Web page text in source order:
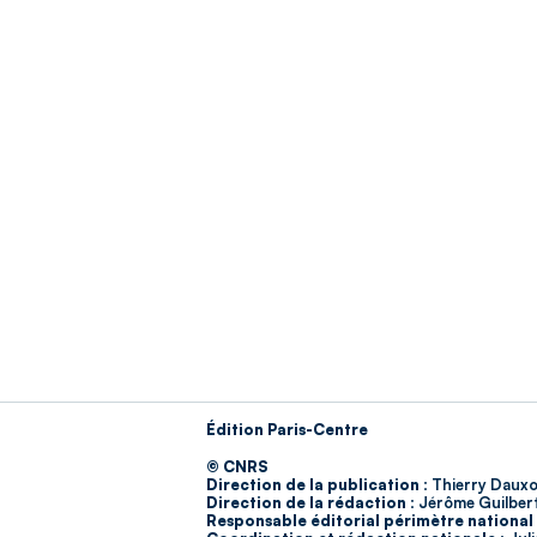
Édition Paris-Centre
© CNRS
Direction de la publication : Thierry
Direction de la rédaction : Jérôme
Responsable éditorial périmètre national